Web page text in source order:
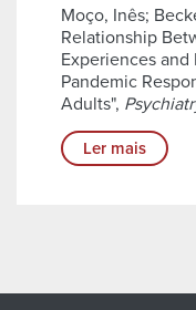
Moço, Inês;
Relationship
Experiences and
Pandemic
Adults",
Ler mais